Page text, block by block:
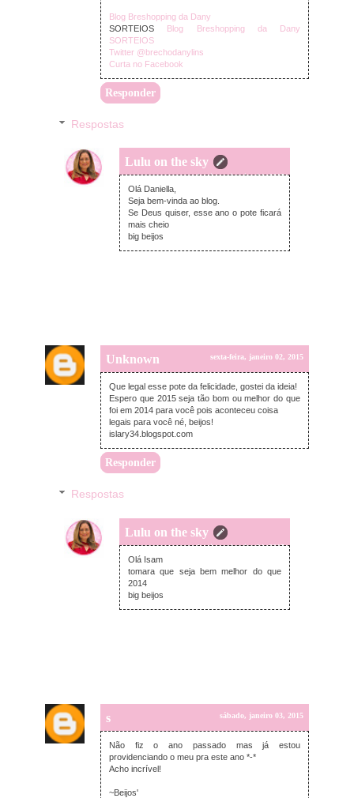
Blog Breshopping da Dany
SORTEIOS Blog Breshopping da Dany
SORTEIOS
Twitter @brechodanylins
Curta no Facebook
Responder
Respostas
Lulu on the sky
domingo, janeiro 04, 2015
Olá Daniella,
Seja bem-vinda ao blog.
Se Deus quiser, esse ano o pote ficará
mais cheio
big beijos
Unknown sexta-feira, janeiro 02, 2015
Que legal esse pote da felicidade, gostei da ideia!
Espero que 2015 seja tão bom ou melhor do que
foi em 2014 para você pois aconteceu coisa
legais para você né, beijos!
islary34.blogspot.com
Responder
Respostas
Lulu on the sky
domingo, janeiro 04, 2015
Olá Isam
tomara que seja bem melhor do que
2014
big beijos
s sábado, janeiro 03, 2015
Não fiz o ano passado mas já estou
providenciando o meu pra este ano *-*
Acho incrível!
~Beijos'